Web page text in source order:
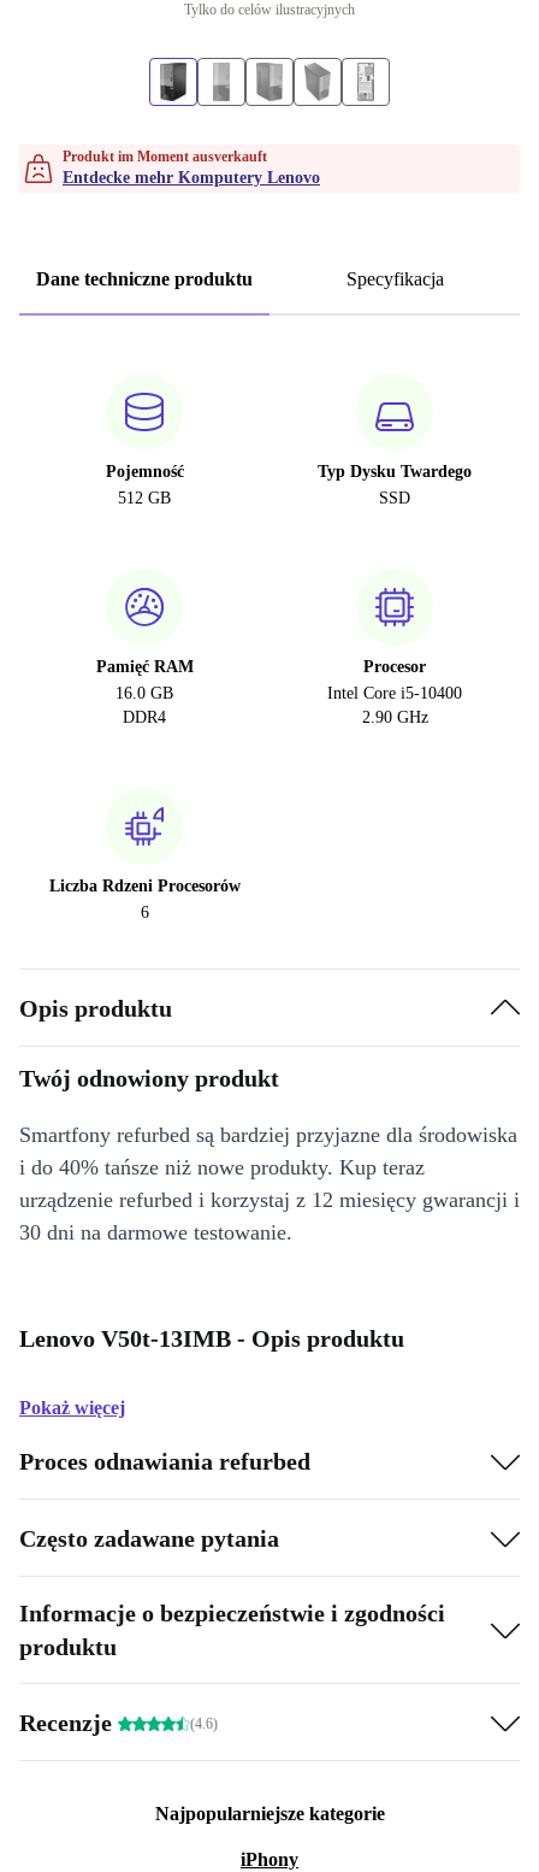
Tylko do celów ilustracyjnych
Produkt im Moment ausverkauft
Entdecke mehr Komputery Lenovo
Dane techniczne produktu Specyfikacja
Pojemność
512 GB
Typ Dysku Twardego
SSD
Pamięć RAM
16.0 GB
DDR4
Procesor
Intel Core i5-10400
2.90 GHz
Liczba Rdzeni Procesorów
6
Opis produktu
Twój odnowiony produkt
Smartfony refurbed są bardziej przyjazne dla środowiska
i do 40% tańsze niż nowe produkty. Kup teraz
urządzenie refurbed i korzystaj z 12 miesięcy gwarancji i
30 dni na darmowe testowanie.
Lenovo V50t-13IMB - Opis produktu
Pokaż więcej
Proces odnawiania refurbed
Często zadawane pytania
Informacje o bezpieczeństwie i zgodności
produktu
Recenzje (4.6)
Najpopularniejsze kategorie
iPhony